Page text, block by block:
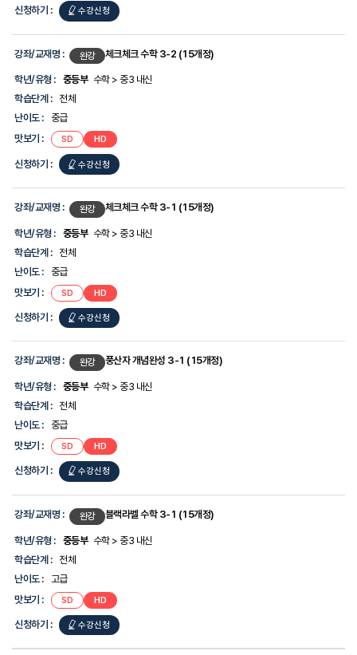
신청하기 : 수강신청
강좌/교재명 : 완강 체크체크 수학 3-2 (15개정)
학년/유형 : 중등부 수학 > 중3 내신
학습단계 :
전체
난이도 :
중급
맛보기 :
SD HD
신청하기 : 수강신청
강좌/교재명 : 완강 체크체크 수학 3-1 (15개정)
학년/유형 : 중등부 수학 > 중3 내신
학습단계 :
전체
난이도 :
중급
맛보기 :
SD HD
신청하기 : 수강신청
강좌/교재명 : 완강 풍산자 개념완성 3-1 (15개정)
학년/유형 : 중등부 수학 > 중3 내신
학습단계 :
전체
난이도 :
중급
맛보기 :
SD HD
신청하기 : 수강신청
강좌/교재명 : 완강 블랙라벨 수학 3-1 (15개정)
학년/유형 : 중등부 수학 > 중3 내신
학습단계 :
전체
난이도 :
고급
맛보기 :
SD HD
신청하기 : 수강신청